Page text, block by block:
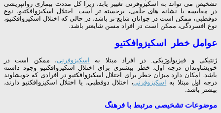
تشخیص می ­تواند به اسکیزوفرنی تغییر یابد، زیرا کل مددت بیماری روان­پریشی
در مقایسه با نشانه ­های خلقی، برجسته ­تر است. اختلال اسکیزوافکتیو، نوع
دوقطبی، ممکن است در جوانان شایع-تر باشد، در حالی که اختلال اسکیزوافکتیو،
نوع افسردگی، ممکن است در افراد مسن شایع­تر باشد.
عوامل خطر اسکیزوافکتیو
ژنتیکی و فیزیولوژیکی. در افراد مبتلا به اسکیزوفرنی، ممکن است در
خویشاوندان درجه اول، خطر بیشتری برای اختلال اسکیزوافکتیو وجود داشته
باشد. امکان دارد میزان خطر برای اختلال اسکیزوافکتیو در افرادی که خویشاوند
درجه اول مبتلا به
اسکیزوفرنی، اختلال دوقطبی، یا اختلال اسکیزوافکتیو دارند،
بیشتر باشد.
موضوعات تشخیصی مرتبط با فرهنگ